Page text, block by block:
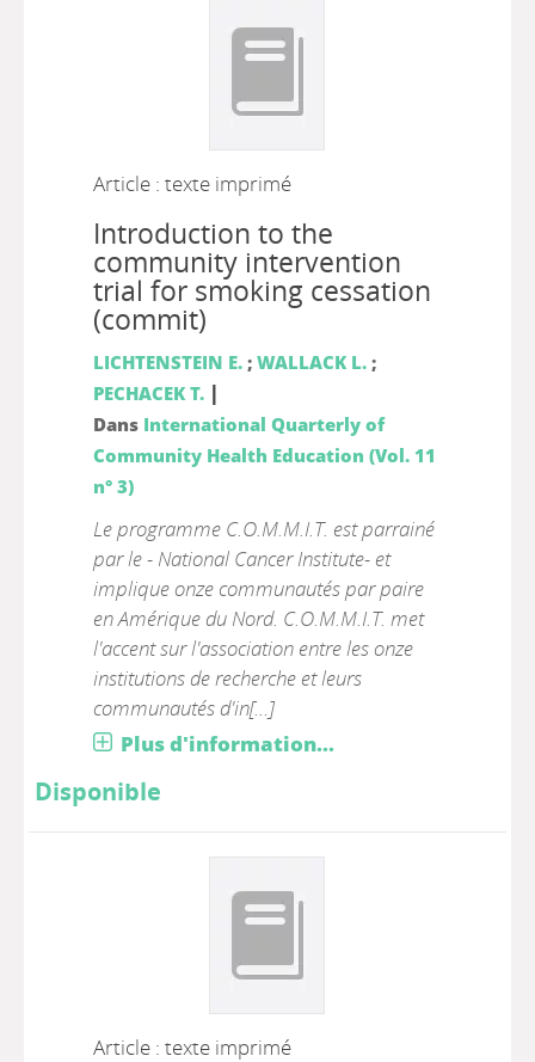
Article : texte imprimé
Introduction to the
community intervention
trial for smoking cessation
(commit)
LICHTENSTEIN E.; WALLACK L.;
PECHACEK T. |
Dans International Quarterly of
Community Health Education (Vol. 11
n° 3)
Le programme C.O.M.M.I.T. est parrainé
par le - National Cancer Institute- et
implique onze communautés par paire
en Amérique du Nord. C.O.M.M.I.T. met
l'accent sur l'association entre les onze
institutions de recherche et leurs
communautés d'in[...]
Plus d'information...
Disponible
Article : texte imprimé